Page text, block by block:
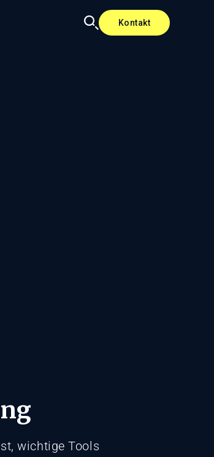
Kontakt
wichtige Tools